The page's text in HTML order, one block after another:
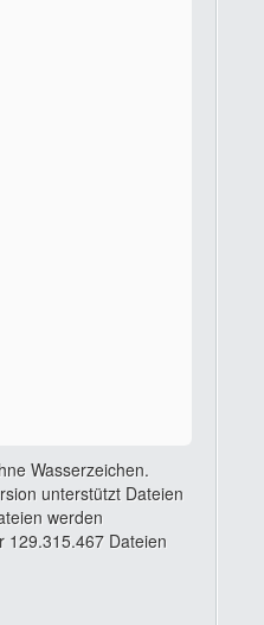
Wasserzeichen.
unterstützt Dateien
werden
129.315.467 Dateien